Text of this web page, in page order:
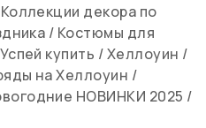
Коллекции декора по
/ Костюмы для
Успей купить /Хеллоуин /
на Хеллоуин /
НОВИНКИ 2025 /